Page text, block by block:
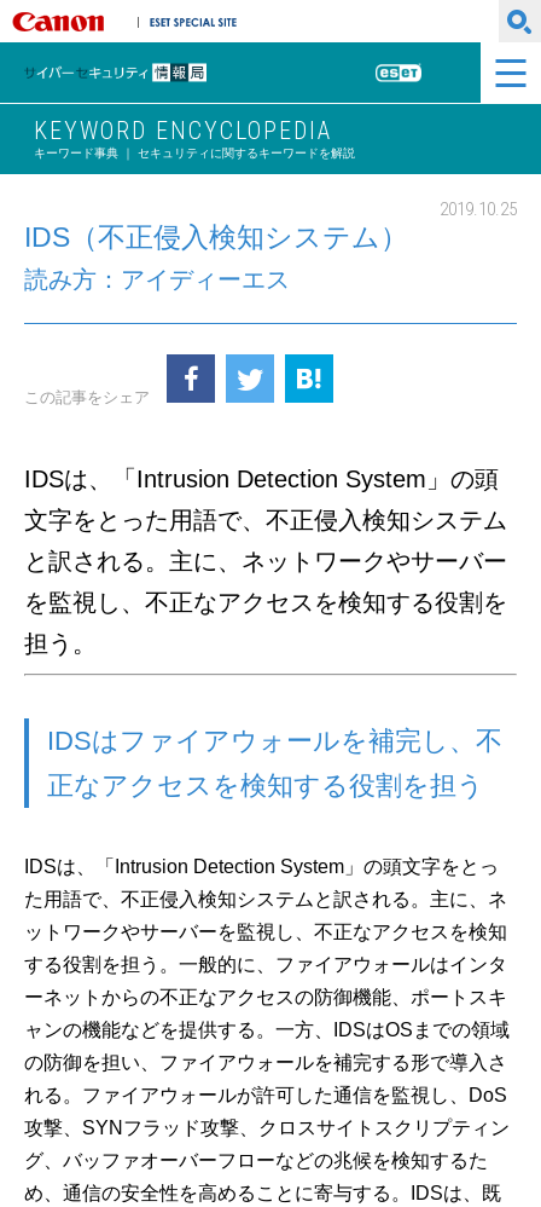
キヤノンマーケティングジャパン株式会社
サイバーセキュリティ情報局
ESET
KEYWORD ENCYCLOPEDIA
キーワード事典 ｜ セキュリティに関するキーワードを解説
2019.10.25
IDS（不正侵入検知システム）
読み方：アイディーエス
この記事をシェア
IDSは、「Intrusion Detection System」の頭
文字をとった用語で、不正侵入検知システム
と訳される。主に、ネットワークやサーバー
を監視し、不正なアクセスを検知する役割を
担う。
IDSはファイアウォールを補完し、不
正なアクセスを検知する役割を担う
IDSは、「Intrusion Detection System」の頭文字をとっ
た用語で、不正侵入検知システムと訳される。主に、ネ
ットワークやサーバーを監視し、不正なアクセスを検知
する役割を担う。一般的に、ファイアウォールはインタ
ーネットからの不正なアクセスの防御機能、ポートスキ
ャンの機能などを提供する。一方、IDSはOSまでの領域
の防御を担い、ファイアウォールを補完する形で導入さ
れる。ファイアウォールが許可した通信を監視し、DoS
攻撃、SYNフラッド攻撃、クロスサイトスクリプティン
グ、バッファオーバーフローなどの兆候を検知するた
め、通信の安全性を高めることに寄与する。IDSは、既